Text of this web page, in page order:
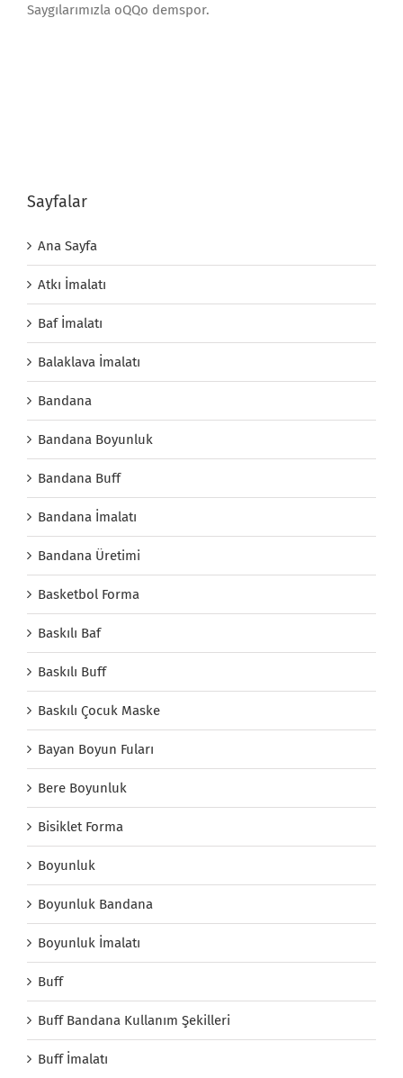
Saygılarımızla oQQo demspor.
Sayfalar
Ana Sayfa
Atkı İmalatı
Baf İmalatı
Balaklava İmalatı
Bandana
Bandana Boyunluk
Bandana Buff
Bandana İmalatı
Bandana Üretimi
Basketbol Forma
Baskılı Baf
Baskılı Buff
Baskılı Çocuk Maske
Bayan Boyun Fuları
Bere Boyunluk
Bisiklet Forma
Boyunluk
Boyunluk Bandana
Boyunluk İmalatı
Buff
Buff Bandana Kullanım Şekilleri
Buff İmalatı